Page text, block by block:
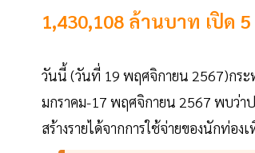
1,430,108 ล้านบาท เปิด
วันนี้ (วันที่ 19 พฤศจิกายน 2567)กระ
มกราคม-17 พฤศจิกายน 2567 พบว่า
สร้างรายได้จากการใช้จ่ายของนักท่อ